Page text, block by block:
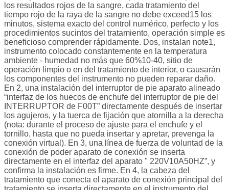
los resultados rojos de la sangre, cada tratamiento del
tiempo rojo de la raya de la sangre no debe exceed15 los
minutos, sistema exacto del control numérico, perfecto y los
procedimientos sucintos del tratamiento, operación simple es
beneficioso comprender rápidamente. Dos, instalan note1,
instrumento colocado constantemente en la temperatura
ambiente - humedad no más que 60%10-40, sitio de
operación limpio o en del tratamiento de interior, o causarán
los componentes del instrumento no pueden reparar daño.
En 2, una instalación del interruptor de pie aparato alineado
“interfaz de los huecos de enchufe del interruptor de pie del
INTERRUPTOR de F00T” directamente después de insertar
los agujeros, y la tuerca de fijación que atornilla a la derecha
(nota: durante el proceso de ajuste para el enchufe y el
tornillo, hasta que no pueda insertar y apretar, prevenga la
conexión virtual). En 3, una línea de fuerza de voluntad de la
conexión de poder aparato de conexión se inserta
directamente en el interfaz del aparato " 220V10A50HZ”, y
confirma la instalación es firme. En 4, la cabeza del
tratamiento que conecta el aparato de conexión principal del